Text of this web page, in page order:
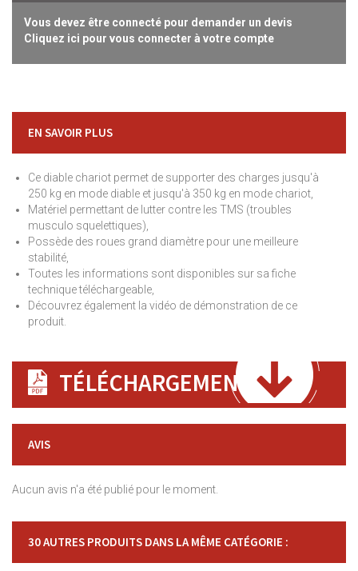
Vous devez être connecté pour demander un devis
Cliquez ici pour vous connecter à votre compte
EN SAVOIR PLUS
Ce diable chariot permet de supporter des charges jusqu'à
250 kg en mode diable et jusqu'à 350 kg en mode chariot,
Matériel permettant de lutter contre les TMS (troubles
musculo squelettiques),
Possède des roues grand diamètre pour une meilleure
stabilité,
Toutes les informations sont disponibles sur sa fiche
technique téléchargeable,
Découvrez également la vidéo de démonstration de ce
produit.
TÉLÉCHARGEMENT
AVIS
Aucun avis n'a été publié pour le moment.
30 AUTRES PRODUITS DANS LA MÊME CATÉGORIE :